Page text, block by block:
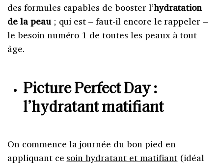
des formules capables de booster l’hydratation
de la peau; qui est – faut-il encore le rappeler –
le besoin numéro 1 de toutes les peaux à tout
âge.
Picture Perfect Day :
l’hydratant matifiant
On commence la journée du bon pied en
appliquant ce soin hydratant et matifiant (idéal